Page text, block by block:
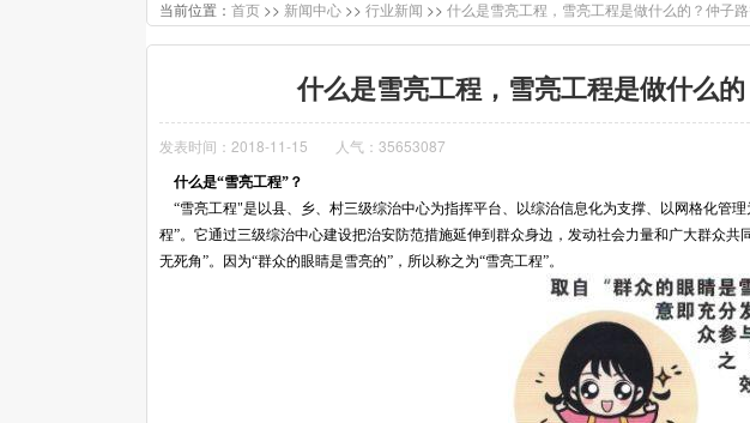
当前位置： 首页 >> 新闻中心 >> 行业新闻 >> 什么是雪亮工程，雪亮工程是做什么的？仲子
什么是雪亮工程，雪亮工程是做什么
发表时间：2018-11-15 人气：35653087
什么是“雪亮工程”？
“雪亮工程"是以县、乡、村三级综治中心为指挥平台、以综治信息化为支撑、以网格化管
程”。它通过三级综治中心建设把治安防范措施延伸到群众身边，发动社会力量和广大群众共
无死角”。因为“群众的眼睛是雪亮的”，所以称之为“雪亮工程”。